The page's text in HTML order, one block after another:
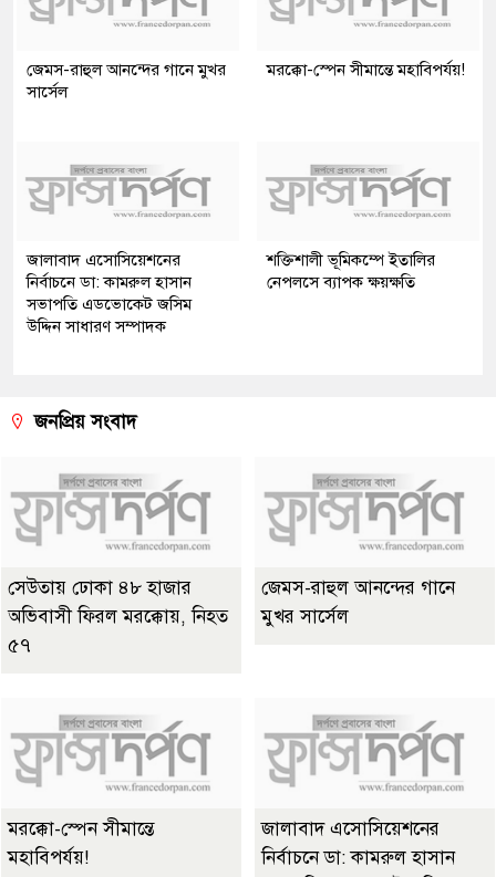
জেমস-রাহুল আনন্দের গানে মুখর
সার্সেল
মরক্কো-স্পেন সীমান্তে মহাবিপর্যয়!
জালাবাদ এসোসিয়েশনের
নির্বাচনে ডা: কামরুল হাসান
সভাপতি এডভোকেট জসিম
উদ্দিন সাধারণ সম্পাদক
শক্তিশালী ভূমিকম্পে ইতালির
নেপলসে ব্যাপক ক্ষয়ক্ষতি
জনপ্রিয় সংবাদ
সেউতায় ঢোকা ৪৮ হাজার
অভিবাসী ফিরল মরক্কোয়, নিহত
৫৭
জেমস-রাহুল আনন্দের গানে
মুখর সার্সেল
মরক্কো-স্পেন সীমান্তে
মহাবিপর্যয়!
জালাবাদ এসোসিয়েশনের
নির্বাচনে ডা: কামরুল হাসান